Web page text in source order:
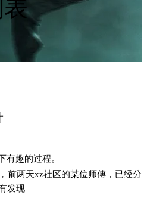
趣CMS审计
有趣的过程。
， 前两天xz社区的某位师傅， 已经分
发现